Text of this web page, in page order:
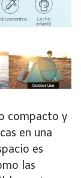
compacto y
en una
es
las